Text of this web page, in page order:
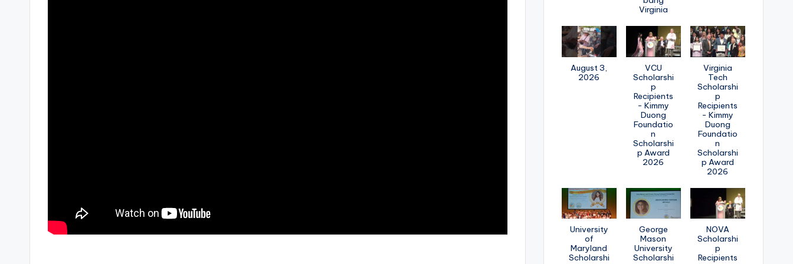
Virginia
August 3,
2026
VCU
Scholarshi
p
Recipients
- Kimmy
Duong
Foundatio
n
Scholarshi
p Award
2026
Virginia
Tech
Scholarshi
p
Recipients
- Kimmy
Duong
Foundatio
n
Scholarshi
p Award
2026
University
of
Maryland
Scholarshi
George
Mason
University
Scholarshi
NOVA
Scholarshi
p
Recipients